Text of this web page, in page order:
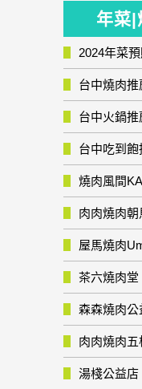
年菜|
台中燒肉
肉肉燒肉
屋馬燒肉
茶六燒肉堂
森森燒肉